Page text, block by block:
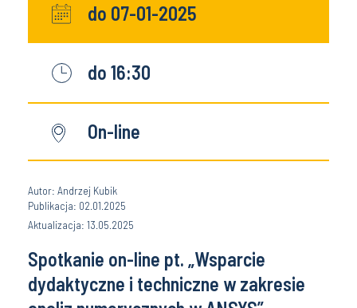
do 07-01-2025
do 16:30
On-line
Autor: Andrzej Kubik
Publikacja: 02.01.2025
Aktualizacja: 13.05.2025
Spotkanie on-line pt. „Wsparcie
dydaktyczne i techniczne w zakresie